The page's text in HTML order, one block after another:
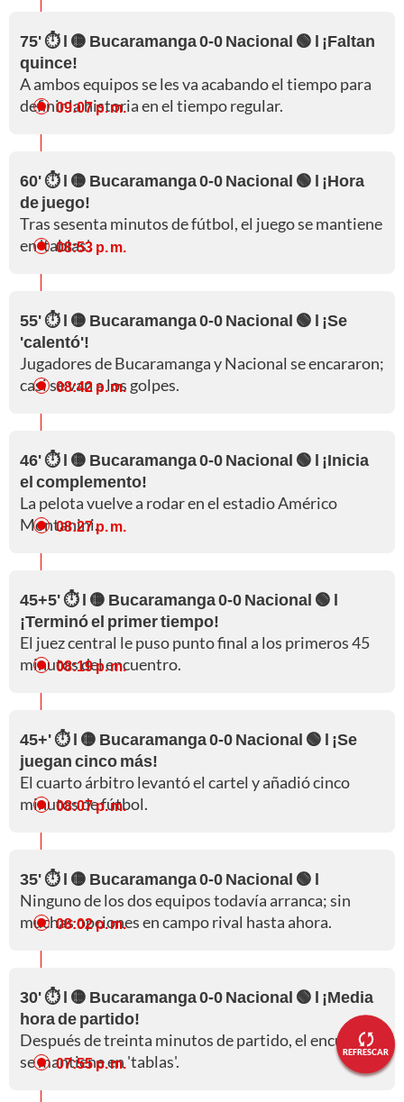
REFRESCAR
75' ⏱️ l 🟡 Bucaramanga 0-0 Nacional 🟢 l ¡Faltan
quince!
A ambos equipos se les va acabando el tiempo para
definir la historia en el tiempo regular.
09:07 p. m.
60' ⏱️ l 🟡 Bucaramanga 0-0 Nacional 🟢 l ¡Hora
de juego!
Tras sesenta minutos de fútbol, el juego se mantiene
en 'tablas'.
08:53 p. m.
55' ⏱️ l 🟡 Bucaramanga 0-0 Nacional 🟢 l ¡Se
'calentó'!
Jugadores de Bucaramanga y Nacional se encararon;
casi se van a los golpes.
08:42 p. m.
46' ⏱️ l 🟡 Bucaramanga 0-0 Nacional 🟢 l ¡Inicia
el complemento!
La pelota vuelve a rodar en el estadio Américo
Montanini.
08:27 p. m.
45+5' ⏱️ l 🟡 Bucaramanga 0-0 Nacional 🟢 l
¡Terminó el primer tiempo!
El juez central le puso punto final a los primeros 45
minutos del encuentro.
08:19 p. m.
45+' ⏱️ l 🟡 Bucaramanga 0-0 Nacional 🟢 l ¡Se
juegan cinco más!
El cuarto árbitro levantó el cartel y añadió cinco
minutos de fútbol.
08:07 p. m.
35' ⏱️ l 🟡 Bucaramanga 0-0 Nacional 🟢 l
Ninguno de los dos equipos todavía arranca; sin
muchas opciones en campo rival hasta ahora.
08:02 p. m.
30' ⏱️ l 🟡 Bucaramanga 0-0 Nacional 🟢 l ¡Media
hora de partido!
Después de treinta minutos de partido, el encuentro
se mantiene en 'tablas'.
07:55 p. m.